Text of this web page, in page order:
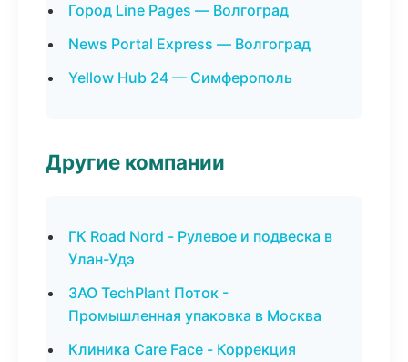
Город Line Pages — Волгоград
News Portal Express — Волгоград
Yellow Hub 24 — Симферополь
Другие компании
ГК Road Nord - Рулевое и подвеска в
Улан-Удэ
ЗАО TechPlant Поток -
Промышленная упаковка в Москва
Клиника Care Face - Коррекция